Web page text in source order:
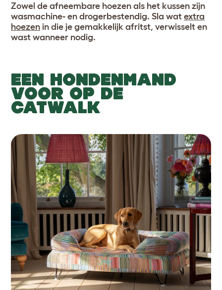
Zowel de afneembare hoezen als het kussen zijn
wasmachine- en drogerbestendig. Sla wat extra
hoezen in die je gemakkelijk afritst, verwisselt en
wast wanneer nodig.
EEN HONDENMAND
VOOR OP DE
CATWALK